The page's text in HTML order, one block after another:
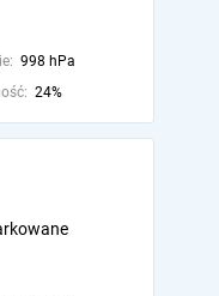
998 hPa
24%